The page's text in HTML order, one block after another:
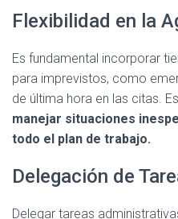
Flexibilidad en la
Es fundamental incorporar
para imprevistos, como
de última hora en las citas.
manejar situaciones
todo el plan de trabajo.
Delegación de
Delegar tareas